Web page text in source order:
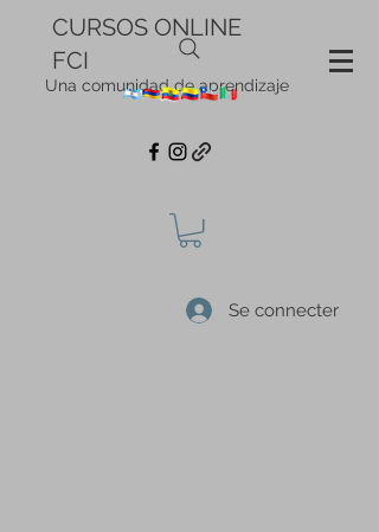
CURSOS ONLINE
FCI
Una comunidad de aprendizaje
Se connecter